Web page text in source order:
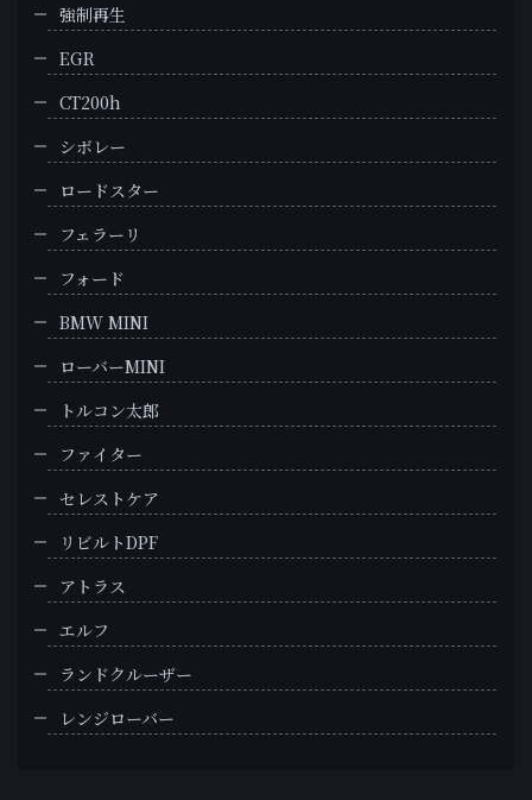
強制再生
EGR
CT200h
シボレー
ロードスター
フェラーリ
フォード
BMW MINI
ローバーMINI
トルコン太郎
ファイター
セレストケア
リビルトDPF
アトラス
エルフ
ランドクルーザー
レンジローバー